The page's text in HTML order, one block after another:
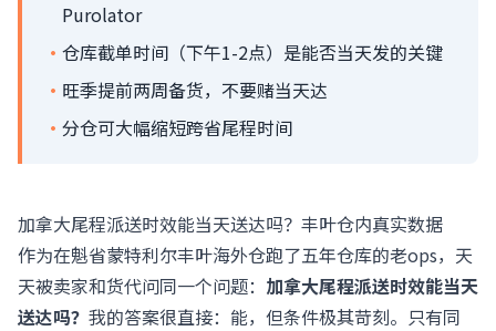
Purolator
· 仓库截单时间（下午1-2点）是能否当天发的关键
· 旺季提前两周备货，不要赌当天达
· 分仓可大幅缩短跨省尾程时间
加拿大尾程派送时效能当天送达吗？丰叶仓内真实数据
作为在魁省蒙特利尔丰叶海外仓跑了五年仓库的老ops，天
天被卖家和货代问同一个问题： 加拿大尾程派送时效能当天
送达吗？ 我的答案很直接：能，但条件极其苛刻。只有同